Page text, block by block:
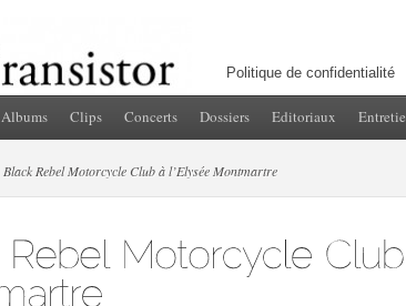
Politique de confidentialité
Albums Clips Concerts Dossiers Editoriaux
Black Rebel Motorcycle Club à l’Elysée Montmartre